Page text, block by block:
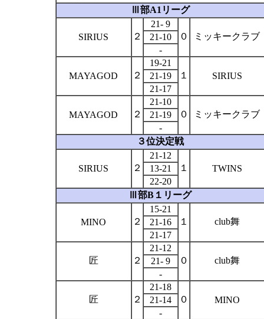
Ⅲ部A1 リーグ
SIRIUS ２
21- 9
０
ミッキークラブ
21-10
-
MAYAGOD ２
19-21
１
SIRIUS
21-19
21-17
MAYAGOD ２
21-10
０
ミッキークラブ
21-19
-
３位決定戦
SIRIUS ２
21-12
１
TWINS
13-21
22-20
Ⅲ部B １リーグ
MINO ２
15-21
１
club舞
21-16
21-17
匠 ２
21-12
０
club舞
21- 9
-
匠 ２
21-18
０
MINO
21-14
-